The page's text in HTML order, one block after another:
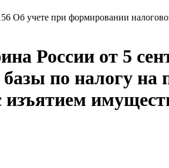
Об учете при формировании
России от 5
по налогу на
изъятием